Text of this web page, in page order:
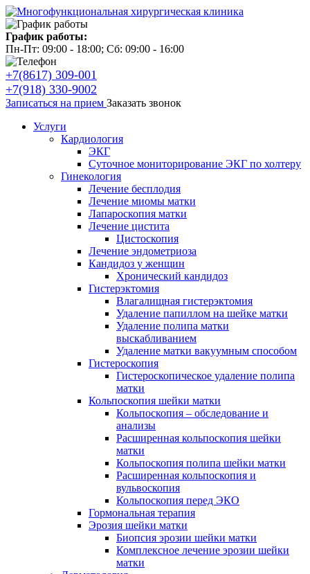
График работы:
Пн-Пт: 09:00 - 18:00; Сб: 09:00 - 16:00
+7(8617) 309-001
+7(918) 330-9002
Записаться на прием Заказать звонок
Услуги
Кардиология
ЭКГ
Суточное мониторирование ЭКГ по холтеру
Гинекология
Лечение бесплодия
Лечение миомы матки
Лапароскопия матки
Лечение цистита
Цистоскопия
Лечение эндометриоза
Кандидоз у женщин
Хронический кандидоз
Гистерэктомия
Влагалищная гистерэктомия
Удаление папиллом на шейке матки
Удаление полипа матки
выскабливанием
Удаление матки вакуумным способом
Гистероскопия
Гистероскопическое удаление полипа
матки
Кольпоскопия шейки матки
Кольпоскопия – обследование и
анализы
Расширенная кольпоскопия шейки
матки
Кольпоскопия полипа шейки матки
Расширенная кольпоскопия и
вульвоскопия
Кольпоскопия перед ЭКО
Гормональная терапия
Эрозия шейки матки
Биопсия эрозии шейки матки
Комплексное лечение эрозии шейки
матки